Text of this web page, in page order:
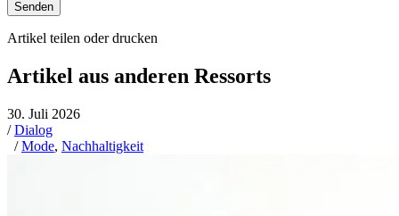
Senden
Artikel teilen oder drucken
Artikel aus anderen Ressorts
30. Juli 2026
/Dialog
/Mode, Nachhaltigkeit